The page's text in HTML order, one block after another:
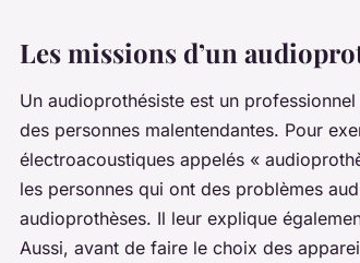
Les missions d’un
Un audioprothésiste est un
des personnes malentendantes. Pour
électroacoustiques appelés «
les personnes qui ont des problèmes
audioprothèses. Il leur explique
Aussi, avant de faire le choix des